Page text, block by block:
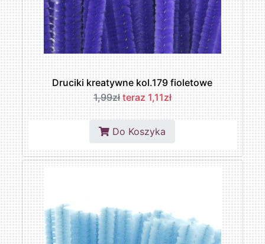
Druciki kreatywne kol.179 fioletowe
1,99zł teraz 1,11zł
Do Koszyka